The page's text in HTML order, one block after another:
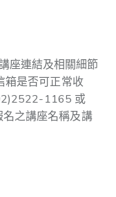
座連結及相關細節
箱是否可正常收
1165 或
名之講座名稱及講